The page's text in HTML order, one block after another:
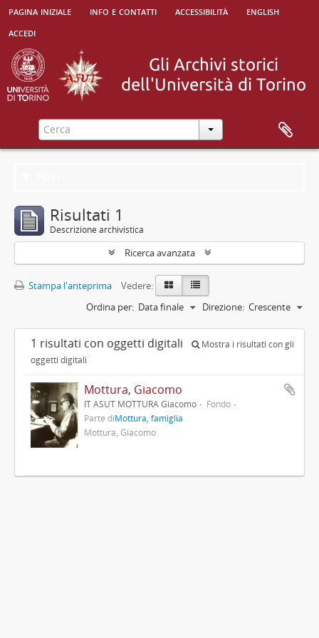
pagina iniziale info e contatti accessibilità
english
accedi
Risultati 1
Descrizione archivistica
Ricerca avanzata
Stampa l'anteprima
Vedere:
Ordina per: Data finale Direzione: Crescente
1 risultati con oggetti digitali
Mostra i risultati con gli
oggetti digitali
Mottura, Giacomo
IT ASUT MOTTURA Giacomo
Fondo
Parte diMottura, famiglia
Mottura, Giacomo